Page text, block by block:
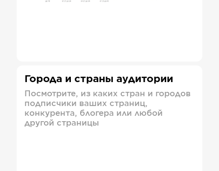
Города и страны аудитории
Посмотрите, из каких стран и городов
подписчики ваших страниц,
конкурента, блогера или любой
другой страницы